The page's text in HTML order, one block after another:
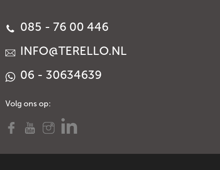
085 - 76 00 446
INFO@TERELLO.NL
06 - 30634639
Volg ons op: